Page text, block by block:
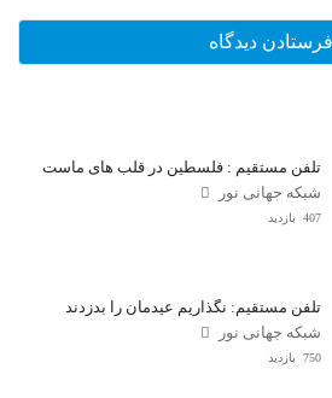
تلفن مستقیم : فلسطین در قلب های ماست
شبکه جهانی نور
407 بازدید
تلفن مستقیم: نگذاریم عیدمان را بدزدند
شبکه جهانی نور
750 بازدید